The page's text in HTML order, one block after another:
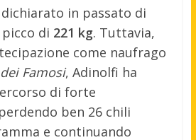
in passato di
di 221 kg. Tuttavia,
come naufrago
dei Famosi, Adinolfi ha
di forte
ben 26 chili
e continuando